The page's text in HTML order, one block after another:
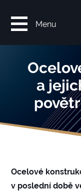
a
Ocelové
v poslední době
Menu